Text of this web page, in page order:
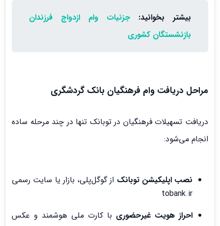
بیشتر بخوانید:جزئیات وام ازدواج فرزندان
بازنشستگان کشوری
مراحل دریافت وام فرهنگیان بانک گردشگری
دریافت تسهیلات فرهنگیان در توبانک تنها در چند مرحله ساده
انجام می‌شود:
نصب اپلیکیشن توبانک از گوگل‌پلی، بازار یا سایت رسمی
tobank.ir
احراز هویت غیرحضوری با کارت ملی هوشمند و عکس